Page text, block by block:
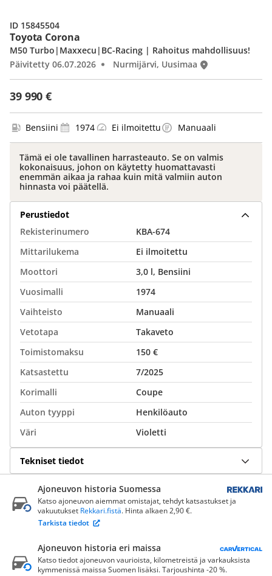
Toyota Corona
39 990 €
M50 Turbo|Maxxecu|BC-Racing | Rahoitus mahdollisuus!
Päivitetty 06.07.2026
Nurmijärvi, Uusimaa
ID 15845504
Bensiini 1974 Ei ilmoitettu Manuaali
Tämä ei ole tavallinen harrasteauto. Se on valmis
kokonaisuus, johon on käytetty huomattavasti
enemmän aikaa ja rahaa kuin mitä valmiin auton
hinnasta voi päätellä.
Perustiedot
Rekisterinumero
KBA-674
Mittarilukema
Ei ilmoitettu
Moottori
3,0 l, Bensiini
Vuosimalli
1974
Vaihteisto
Manuaali
Vetotapa
Takaveto
Toimistomaksu
150 €
Katsastettu
7/2025
Korimalli
Coupe
Auton tyyppi
Henkilöauto
Väri
Violetti
Tekniset tiedot
Ajoneuvon historia Suomessa
Katso ajoneuvon aiemmat omistajat, tehdyt katsastukset ja
vakuutukset Rekkari.fistä. Hinta alkaen 2,90 €.
Tarkista tiedot
Ajoneuvon historia eri maissa
Katso tiedot ajoneuvon vaurioista, kilometreistä ja varkauksista
kymmenissä maissa Suomen lisäksi. Tarjoushinta -20 %.